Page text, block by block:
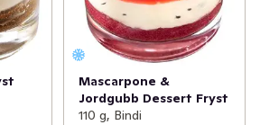
Mascarpone &
Jordgubb Dessert Fryst
110 g, Bindi